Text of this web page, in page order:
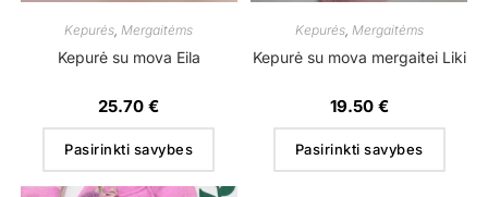
Kepurės,Mergaitėms
Kepurė su mova Eila
25.70€
Pasirinkti savybes
Kepurės, Mergaitėms
Kepurė su mova mergaitei Liki
19.50 €
Pasirinkti savybes